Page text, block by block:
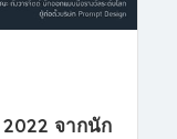
จากนัก